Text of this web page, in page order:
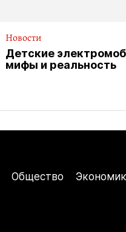
Новости
Детские
мифы и реальность
Общество